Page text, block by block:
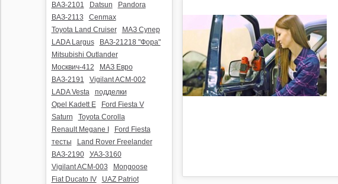
ВАЗ-2101
Datsun
Pandora
ВАЗ-2113
Cenmax
Toyota Land Cruiser
МАЗ Супер
LADA Largus
ВАЗ-21218 "Фора"
Mitsubishi Outlander
Москвич-412
МАЗ Евро
ВАЗ-2191
Vigilant ACM-002
LADA Vesta
подделки
Opel Kadett E
Ford Fiesta V
Saturn
Toyota Corolla
Renault Megane I
Ford Fiesta
тесты
Land Rover Freelander
ВАЗ-2190
УАЗ-3160
Vigilant ACM-003
Mongoose
Fiat Ducato IV
UAZ Patriot